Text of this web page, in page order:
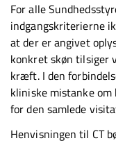
For alle
indgangskriterierne
at der er angivet
konkret skøn tilsiger
kræft. I den
kliniske mistanke
for den samlede
Henvisningen til CT